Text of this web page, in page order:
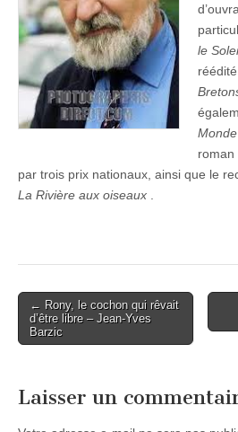
le
roman
par trois prix nationaux, ainsi que le
La Rivière aux oiseaux
Post
navigation
← Rony, le cochon qui rêvait
d’être libre – Jean-Yves
Barzic
Laisser un